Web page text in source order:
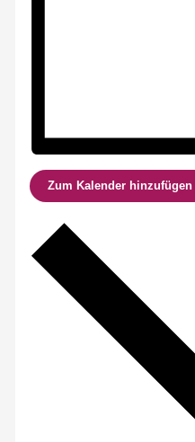
Zum Kalender hinzufügen